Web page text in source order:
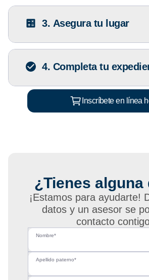
3. Asegura tu lugar
4. Completa tu
Inscríbete en línea
¿Tienes alguna
¡Estamos para ayudarte!
datos y un asesor se
contacto
Nombre*
Apellido paterno*